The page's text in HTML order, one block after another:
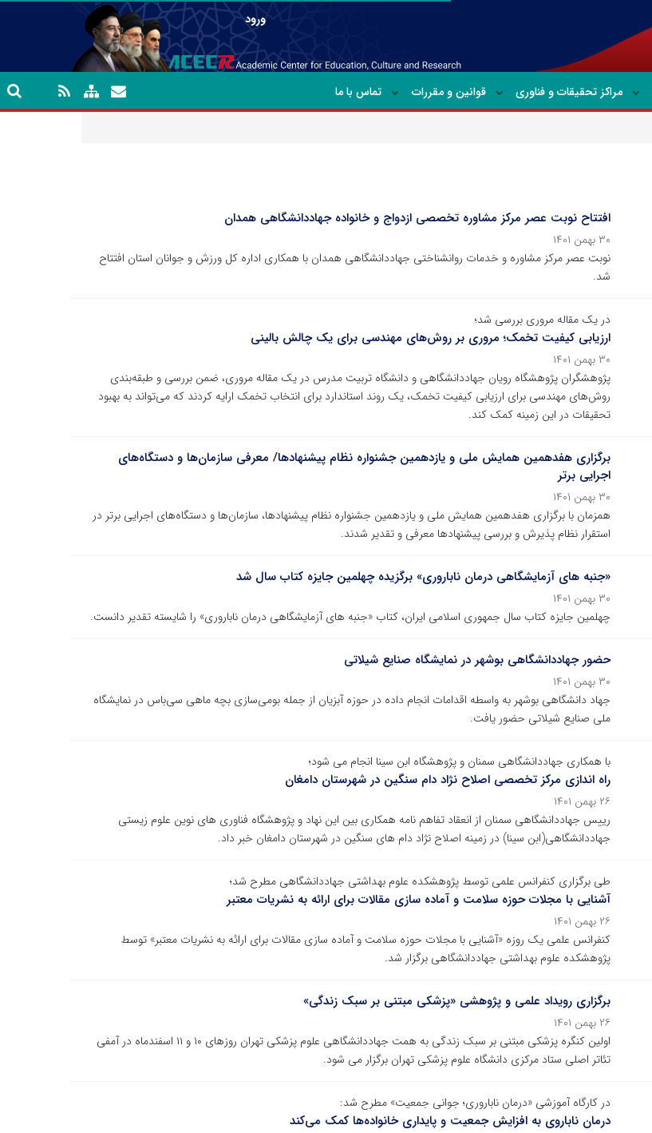
ورود
مراکز تحقیقات و فناوری قوانین و مقررات
تماس با ما
افتتاح نوبت عصر مرکز مشاوره تخصصی ازدواج و خانواده جهاددانشگاهی همدان
۳۰ بهمن ۱۴۰۱
نوبت عصر مرکز مشاوره و خدمات روان­شناختی جهاددانشگاهی همدان با همکاری اداره کل ورزش و جوانان استان افتتاح
شد.
در یک مقاله مروری بررسی شد؛
ارزیابی کیفیت تخمک؛ مروری بر روش‌های مهندسی برای یک چالش بالینی
۳۰ بهمن ۱۴۰۱
پژوهشگران پژوهشگاه رویان جهاددانشگاهی و دانشگاه تربیت مدرس در یک مقاله مروری، ضمن بررسی و طبقه‌بندی
روش‌های مهندسی برای ارزیابی کیفیت تخمک، یک روند استاندارد برای انتخاب تخمک ارایه کردند که می‌تواند به بهبود
تحقیقات در این زمینه کمک کند.
برگزاری هفدهمین همایش ملی و یازدهمین جشنواره نظام پیشنهادها/ معرفی سازمان‌ها و دستگاه‌های
اجرایی برتر
۳۰ بهمن ۱۴۰۱
همزمان با برگزاری هفدهمین همایش ملی و یازدهمین جشنواره نظام پیشنهادها، سازمان‌ها و دستگاه‌های اجرایی برتر در
استقرار نظام پذیرش و بررسی پیشنهادها معرفی و تقدیر شدند.
«جنبه های آزمایشگاهی درمان ناباروری» برگزیده چهلمین جایزه کتاب سال شد
۳۰ بهمن ۱۴۰۱
چهلمین جایزه کتاب سال جمهوری اسلامی ایران، کتاب «جنبه های آزمایشگاهی درمان ناباروری» را شایسته تقدیر دانست.
حضور جهاددانشگاهی بوشهر در نمایشگاه‌ صنایع شیلاتی
۳۰ بهمن ۱۴۰۱
جهاد دانشگاهی بوشهر به واسطه اقدامات انجام داده در حوزه آبزیان از جمله بومی‌سازی بچه ماهی‌ سی‌باس در نمایشگاه
ملی صنایع شیلاتی حضور یافت.
با همکاری جهاددانشگاهی سمنان و پژوهشگاه ابن سینا انجام می شود؛
راه اندازی مرکز تخصصی اصلاح نژاد دام سنگین در شهرستان دامغان
۲۶ بهمن ۱۴۰۱
رییس جهاددانشگاهی سمنان از انعقاد تفاهم نامه همکاری بین این نهاد و پژوهشگاه فناوری های نوین علوم زیستی
جهاددانشگاهی(ابن سینا) در زمینه اصلاح نژاد دام های سنگین در شهرستان دامغان خبر داد.
طی برگزاری کنفرانس علمی توسط پژوهشکده علوم بهداشتی جهاددانشگاهی مطرح شد؛
آشنایی با مجلات حوزه سلامت و آماده سازی مقالات برای ارائه به نشریات معتبر
۲۶ بهمن ۱۴۰۱
کنفرانس علمی یک روزه «آشنایی با مجلات حوزه سلامت و آماده سازی مقالات برای ارائه به نشریات معتبر» توسط
پژوهشکده علوم بهداشتی جهاددانشگاهی برگزار شد.
برگزاری رویداد علمی و پژوهشی «پزشکی مبتنی بر سبک زندگی»
۲۶ بهمن ۱۴۰۱
اولین کنگره پزشکی مبتنی بر سبک زندگی به همت جهاددانشگاهی علوم پزشکی تهران روزهای ۱۰ و ۱۱ اسفندماه در آمفی
تئاتر اصلی ستاد مرکزی دانشگاه علوم پزشکی تهران برگزار می شود.
در کارگاه آموزشی «درمان ناباروری؛ جوانی جمعیت» مطرح شد:
درمان ناباروی به افزایش جمعیت و پایداری خانواده‌ها کمک می‌کند